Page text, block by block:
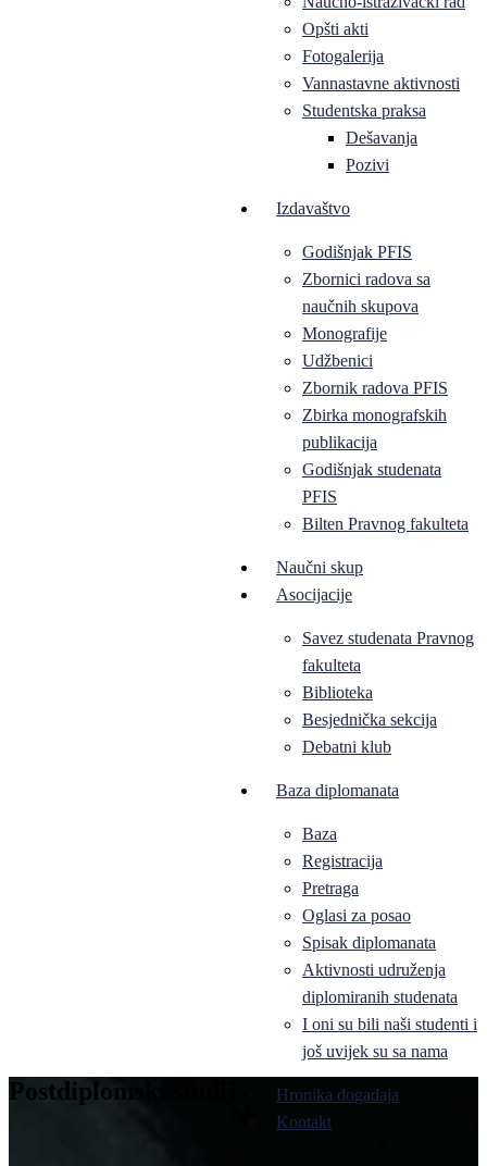
Opšti akti
Fotogalerija
Vannastavne aktivnosti
Studentska praksa
Dešavanja
Pozivi
Izdavaštvo
Godišnjak PFIS
Zbornici radova sa
naučnih skupova
Monografije
Udžbenici
Zbornik radova PFIS
Zbirka monografskih
publikacija
Godišnjak studenata
PFIS
Bilten Pravnog fakulteta
Naučni skup
Asocijacije
Savez studenata Pravnog
fakulteta
Biblioteka
Besjednička sekcija
Debatni klub
Baza diplomanata
Baza
Registracija
Pretraga
Oglasi za posao
Spisak diplomanata
Aktivnosti udruženja
diplomiranih studenata
I oni su bili naši studenti i
još uvijek su sa nama
Hronika događaja
Kontakt
Postdiplomski studij